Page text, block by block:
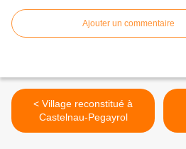
Ajouter un commentaire
< Village reconstitué à
Castelnau-Pegayrol